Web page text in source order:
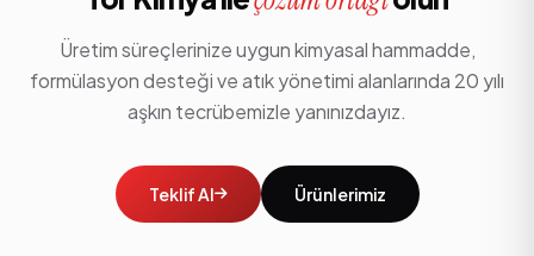
Üretim süreçlerinize uygun kimyasal hammadde,
formülasyon desteği ve atık yönetimi alanlarında 20 yılı
aşkın tecrübemizle yanınızdayız.
Teklif Al Ürünlerimiz